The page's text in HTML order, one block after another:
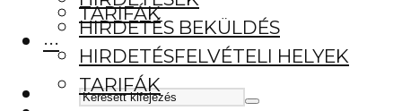
TARIFÁK
···
HIRDETÉS BEKÜLDÉS
HIRDETÉSFELVÉTELI HELYEK
TARIFÁK